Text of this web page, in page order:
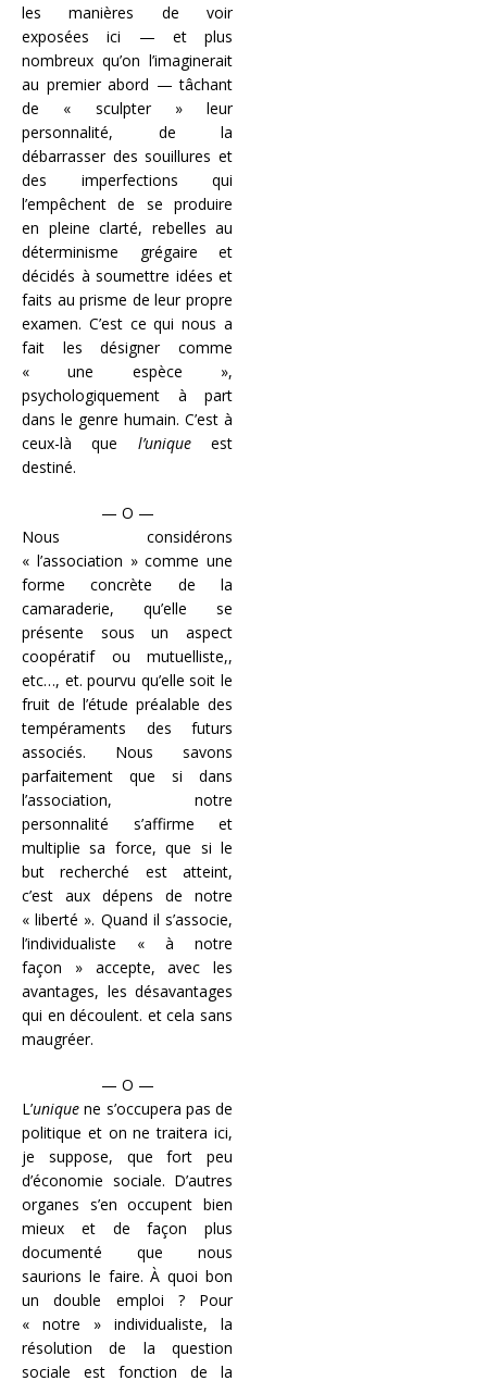
les manières de voir
exposées ici — et plus
nombreux qu’on l’imaginerait
au premier abord — tâchant
de « sculpter » leur
personnalité, de la
débarrasser des souillures et
des imperfections qui
l’empêchent de se produire
en pleine clarté, rebelles au
déterminisme grégaire et
décidés à soumettre idées et
faits au prisme de leur propre
examen. C’est ce qui nous a
fait les désigner comme
« une espèce »,
psychologiquement à part
dans le genre humain. C’est à
ceux-là que l’uniqueest
destiné.
— O —
Nous considérons
« l’association » comme une
forme concrète de la
camaraderie, qu’elle se
présente sous un aspect
coopératif ou mutuelliste,,
etc…, et. pourvu qu’elle soit le
fruit de l’étude préalable des
tempéraments des futurs
associés. Nous savons
parfaitement que si dans
l’association, notre
personnalité s’affirme et
multiplie sa force, que si le
but recherché est atteint,
c’est aux dépens de notre
« liberté ». Quand il s’associe,
l’individualiste « à notre
façon » accepte, avec les
avantages, les désavantages
qui en découlent. et cela sans
maugréer.
— O —
L’unique ne s’occupera pas de
politique et on ne traitera ici,
je suppose, que fort peu
d’économie sociale. D’autres
organes s’en occupent bien
mieux et de façon plus
documenté que nous
saurions le faire. À quoi bon
un double emploi ? Pour
« notre » individualiste, la
résolution de la question
sociale est fonction de la